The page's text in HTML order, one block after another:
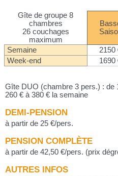
Gîte de groupe 8
chambres
26 couchages
maximum
Semaine 2150
Week-end
1690
Gîte DUO (chambre 3 pers.) : de
260 € à 380 € la semaine
DEMI-PENSION
à partir de 25 €/pers.
PENSION COMPLÈTE
à partir de 42,50 €/pers. (prix
AUTRES INFOS